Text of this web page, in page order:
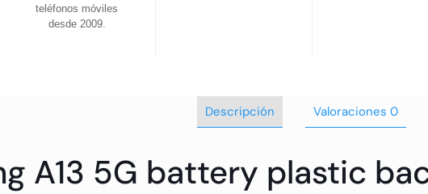
teléfonos móviles
desde 2009.
Descripción Valoraciones 0
A13 5G battery plastic